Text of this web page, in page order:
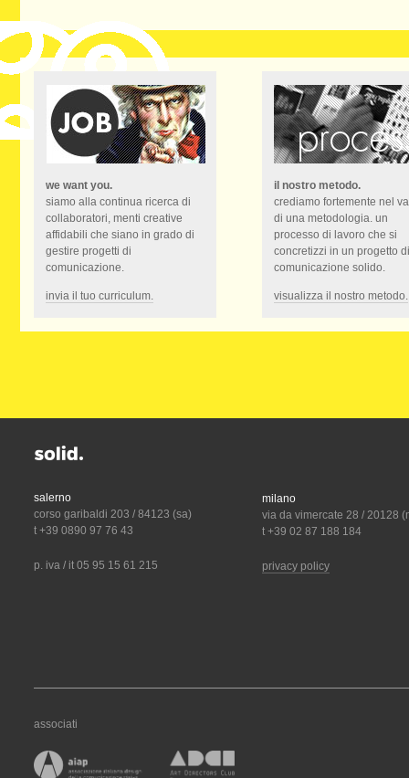
we want you.
siamo alla continua ricerca di
collaboratori, menti creative
affidabili che siano in grado di
gestire progetti di
comunicazione.
invia il tuo curriculum.
il nostro metodo.
crediamo fortemente nel
di una metodologia. un
processo di lavoro che si
concretizzi in un progetto di
comunicazione solido.
visualizza il nostro metodo.
salerno
corso garibaldi 203 / 84123 (sa)
t +39 0890 97 76 43
p. iva / it 05 95 15 61 215
milano
via da vimercate 28 / 20128
t +39 02 87 188 184
privacy policy
associati